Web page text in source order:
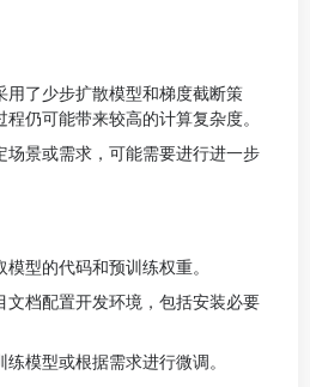
用了少步扩散模型和梯度截断策
仍可能带来较高的计算复杂度。
场景或需求，可能需要进行进一步
模型的代码和预训练权重。
文档配置开发环境，包括安装必要
练模型或根据需求进行微调。